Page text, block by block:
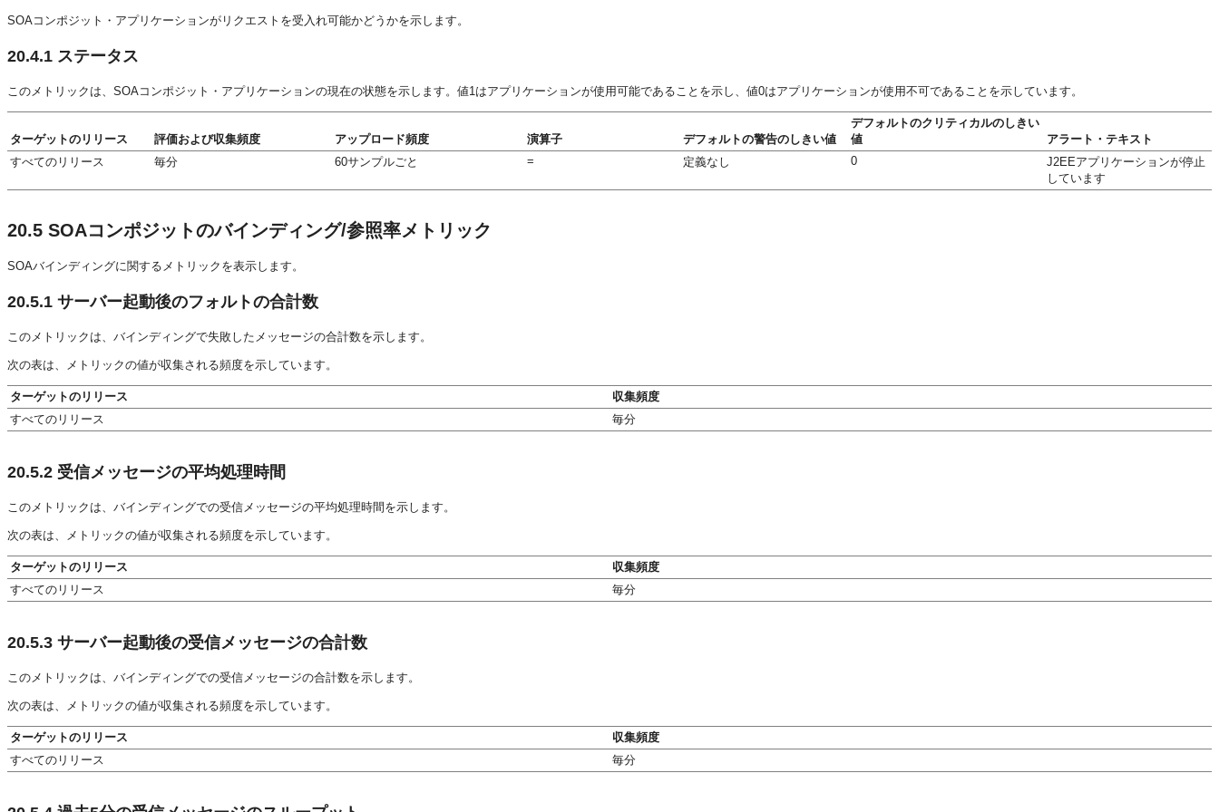
SOAコンポジット・アプリケーションがリクエストを受入れ可能かどうかを示します。
20.4.1 ステータス
このメトリックは、SOAコンポジット・アプリケーションの現在の状態を示します。値1はアプリケーションが使用可能であることを示し、値0はアプリケーションが使用不可であることを示しています。
ターゲットのリリース 評価および収集頻度 アップロード頻度 演算子 デフォルトの警告のしきい値
デフォルトのクリティカルのしきい
値
アラート・テキスト
すべてのリリース
毎分 60サンプルごと = 定義なし 0
J2EEアプリケーションが停止
しています
20.5 SOAコンポジットのバインディング/参照率メトリック
SOAバインディングに関するメトリックを表示します。
20.5.1 サーバー起動後のフォルトの合計数
このメトリックは、バインディングで失敗したメッセージの合計数を示します。
次の表は、メトリックの値が収集される頻度を示しています。
ターゲットのリリース
収集頻度
すべてのリリース
毎分
20.5.2 受信メッセージの平均処理時間
このメトリックは、バインディングでの受信メッセージの平均処理時間を示します。
次の表は、メトリックの値が収集される頻度を示しています。
ターゲットのリリース
収集頻度
すべてのリリース
毎分
20.5.3 サーバー起動後の受信メッセージの合計数
このメトリックは、バインディングでの受信メッセージの合計数を示します。
次の表は、メトリックの値が収集される頻度を示しています。
ターゲットのリリース
収集頻度
すべてのリリース
毎分